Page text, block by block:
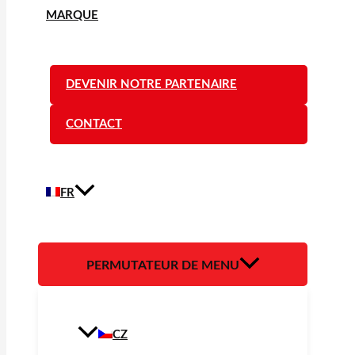
MARQUE
DEVENIR NOTRE PARTENAIRE
CONTACT
FR
PERMUTATEUR DE MENU
CZ